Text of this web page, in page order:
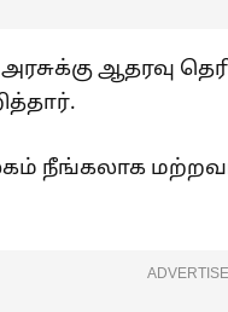
ஆதரவு
நீங்கலாக